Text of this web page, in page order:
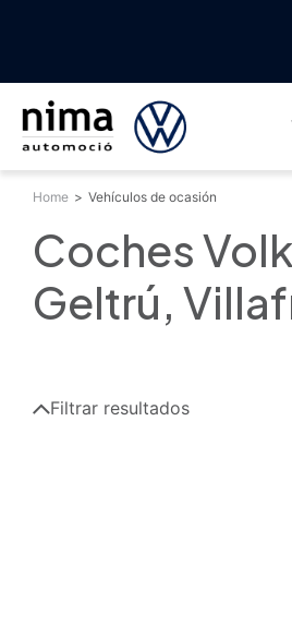
Home > Vehículos de ocasión
Coches
Geltrú,
Filtrar resultados